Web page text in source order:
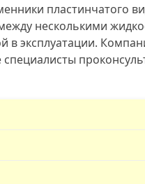
пластинчатого
несколькими
в эксплуатации.